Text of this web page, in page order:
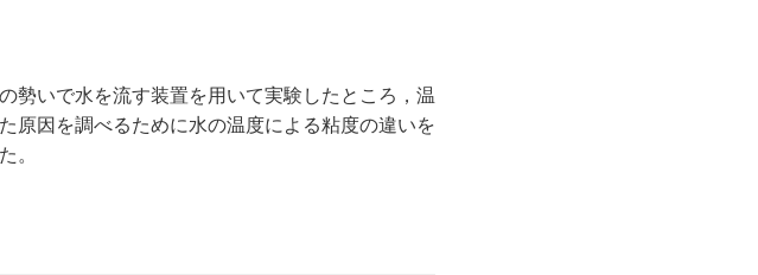
勢いで水を流す装置を用いて実験したところ，温
原因を調べるために水の温度による粘度の違いを
。